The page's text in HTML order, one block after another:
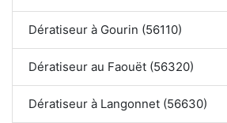
Dératiseur à Gourin (56110)
Dératiseur au Faouët (56320)
Dératiseur à Langonnet (56630)